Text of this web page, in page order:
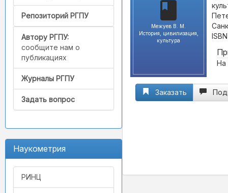
Репозиторий РГПУ
Автору РГПУ:
сообщите нам о
публикациях
Журналы РГПУ
Задать вопрос
Наукометрия
РИНЦ
Межуев В. М.
История, цивилизация,
культура
Заказать